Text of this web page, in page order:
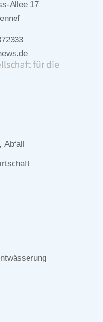
Allee 17